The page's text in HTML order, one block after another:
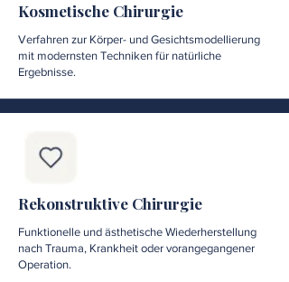
Kosmetische Chirurgie
Verfahren zur Körper- und Gesichtsmodellierung
mit modernsten Techniken für natürliche
Ergebnisse.
Rekonstruktive Chirurgie
Funktionelle und ästhetische Wiederherstellung
nach Trauma, Krankheit oder vorangegangener
Operation.